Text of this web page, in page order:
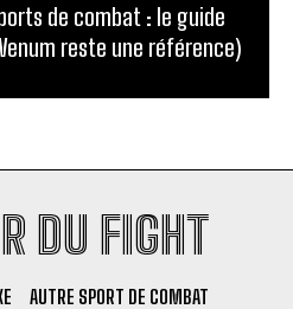
de combat : le guide
reste une référence)
DU FIGHT
AUTRE SPORT DE COMBAT